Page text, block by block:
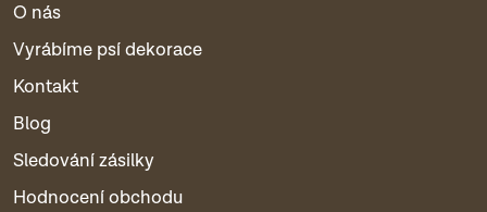
O nás
Vyrábíme psí dekorace
Kontakt
Blog
Sledování zásilky
Hodnocení obchodu